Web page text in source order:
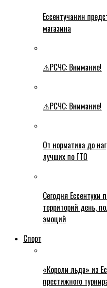
Ессентучанин
магазина
⚠РСЧС: Внимание!
⚠РСЧС: Внимание!
От норматива до
лучших по ГТО
Сегодня
территорий день,
эмоций
Спорт
«Короли льда» из
престижного